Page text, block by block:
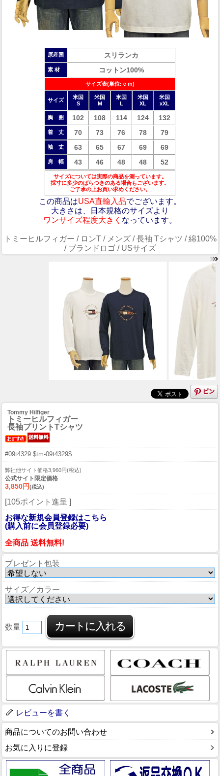
原産国 スリランカ
素 材 コットン100%
サイズ表(単位:ｃｍ)
サイズ
米国
S
米国
M
米国
L
米国
XL
米国
xXL
胸 囲 102 108 114 124 132
着 丈 70 73 76 78 79
袖 丈 63 65 67 69 69
肩 幅 43 46 48 48 52
サイズについては実際の商品を測っています。
採寸に多少のばらつきのある場合もございます。
ご了承の上お買い求めください。
この商品はUSA直輸入品でございます。
大きさは、日本規格のサイズより
ワンサイズ程度大きく なっています。
トミーヒルフィガー / ロンT / メンズ / 長袖 Tシャツ / 綿100%
/ ブランドロゴ / USサイズ
Tommy Hilfiger
トミーヒルフィガー
長袖プリントTシャツ
#09t4329 $tm-09t4329$
弊社他サイト価格3,960円(税込)
公式サイト限定価格
3,850円(税込)
[105ポイント進呈 ]
お得な新規会員登録はこちら
(購入前に会員登録必要)
全商品 送料無料!
プレゼント包装
サイズ／カラー
数量
レビューを書く
商品についてのお問い合わせ
お気に入りに登録